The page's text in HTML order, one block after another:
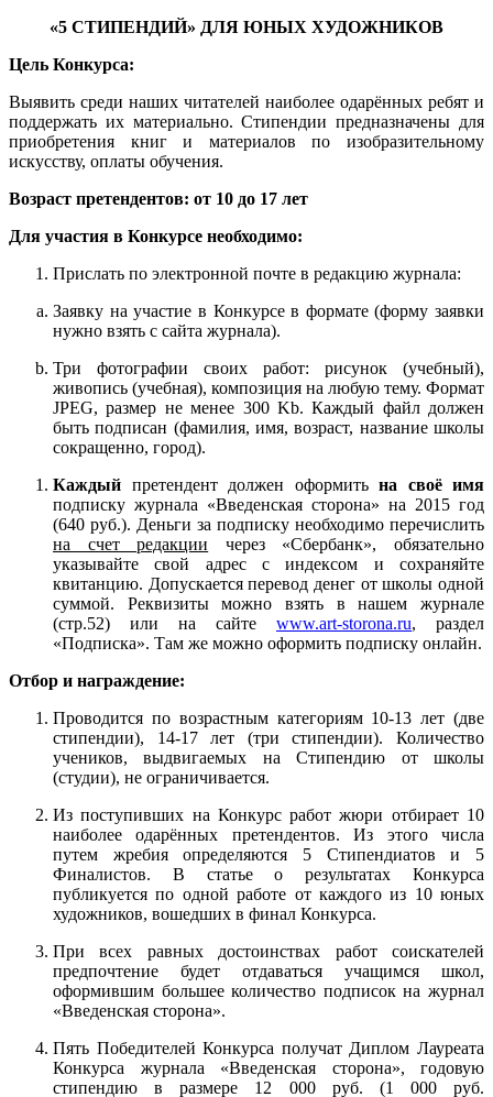
«5 СТИПЕНДИЙ» ДЛЯ ЮНЫХ ХУДОЖНИКОВ
Цель Конкурса:
Выявить среди наших читателей наиболее одарённых ребят и
поддержать их материально. Стипендии предназначены для
приобретения книг и материалов по изобразительному
искусству, оплаты обучения.
Возраст претендентов: от 10 до 17 лет
Для участия в Конкурсе необходимо:
Прислать по электронной почте в редакцию журнала:
Заявку на участие в Конкурсе в формате (форму заявки
нужно взять с сайта журнала).
Три фотографии своих работ: рисунок (учебный),
живопись (учебная), композиция на любую тему. Формат
JPEG, размер не менее 300 Kb. Каждый файл должен
быть подписан (фамилия, имя, возраст, название школы
сокращенно, город).
Каждый претендент должен оформить на своё имя
подписку журнала «Введенская сторона» на 2015 год
(640 руб.). Деньги за подписку необходимо перечислить
на счет редакции через «Сбербанк», обязательно
указывайте свой адрес с индексом и сохраняйте
квитанцию. Допускается перевод денег от школы одной
суммой. Реквизиты можно взять в нашем журнале
(стр.52) или на сайте www.art-storona.ru, раздел
«Подписка». Там же можно оформить подписку онлайн.
Отбор и награждение:
Проводится по возрастным категориям 10-13 лет (две
стипендии), 14-17 лет (три стипендии). Количество
учеников, выдвигаемых на Стипендию от школы
(студии), не ограничивается.
Из поступивших на Конкурс работ жюри отбирает 10
наиболее одарённых претендентов. Из этого числа
путем жребия определяются 5 Стипендиатов и 5
Финалистов. В статье о результатах Конкурса
публикуется по одной работе от каждого из 10 юных
художников, вошедших в финал Конкурса.
При всех равных достоинствах работ соискателей
предпочтение будет отдаваться учащимся школ,
оформившим большее количество подписок на журнал
«Введенская сторона».
Пять Победителей Конкурса получат Диплом Лауреата
Конкурса журнала «Введенская сторона», годовую
стипендию в размере 12 000 руб. (1 000 руб.